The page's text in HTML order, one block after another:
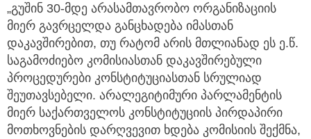
„გუშინ 30-მდე არასამთავრობო ორგანიზაციის
მიერ გავრცელდა განცხადება იმასთან
დაკავშირებით, თუ რატომ არის მთლიანად ეს ე.წ.
საგამოძიებო კომისიასთან დაკავშირებული
პროცედურები კონსტიტუციასთან სრულიად
შეუთავსებელი. არალეგიტიმური პარლამენტის
მიერ საქართველოს კონსტიტუციის პირდაპირი
მოთხოვნების დარღვევით ხდება კომისიის შექმნა,